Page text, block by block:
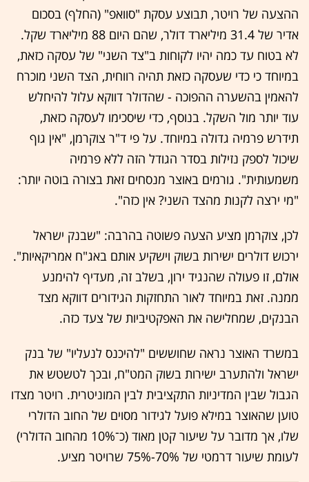
ההצעה של רויטר, תבוצע עסקת "סוואפ" (החלף) בסכום
אדיר של 31.4 מיליארד דולר, שהם היום 88 מיליארד שקל.
לא בטוח עד כמה יהיו לקוחות ב"צד השני" של עסקה כזאת,
במיוחד כי כדי שעסקה כזאת תהיה רווחית, הצד השני מוכרח
להאמין בהשערה ההפוכה - שהדולר דווקא עלול להיחלש
עוד יותר מול השקל. בנוסף, כדי שיסכימו לעסקה כזאת,
תידרש פרמיה גדולה במיוחד. על פי ד"ר צוקרמן, "אין גוף
שיכול לספק נזילות בסדר הגודל הזה ללא פרמיה
משמעותית". גורמים באוצר מנסחים זאת בצורה בוטה יותר:
"מי ירצה לקנות מהצד השני? אין כזה".
לכן, צוקרמן מציע הצעה פשוטה בהרבה: "שבנק ישראל
ירכוש דולרים ישירות בשוק וישקיע אותם באג"ח אמריקאיות".
אולם, זו פעולה שהנגיד ירון, בשלב זה, מעדיף להימנע
ממנה. זאת במיוחד לאור התחזקות הגידורים דווקא מצד
הבנקים, שמחלישה את האפקטיביות של צעד כזה.
במשרד האוצר נראה שחוששים "להיכנס לנעליו" של בנק
ישראל ולהתערב ישירות בשוק המט"ח, ובכך לטשטש את
הגבול שבין המדיניות התקציבית לבין המוניטרית. רויטר מצדו
טוען שהאוצר במילא פועל לגידור מסוים של החוב הדולרי
שלו, אך מדובר על שיעור קטן מאוד (כ־10% מהחוב הדולרי)
לעומת שיעור דרמטי של 70%-75% שרויטר מציע.